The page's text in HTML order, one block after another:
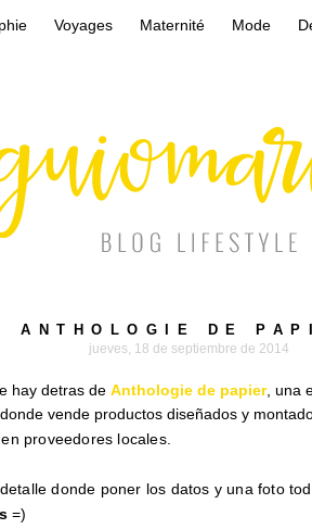
Voyages Maternité Mode
ANTHOLOGIE DE
jueves, 18 de septiembre de 2014
hay detras de Anthologie de papier, una
vende productos diseñados y
proveedores locales.
donde poner los datos y una foto
=)